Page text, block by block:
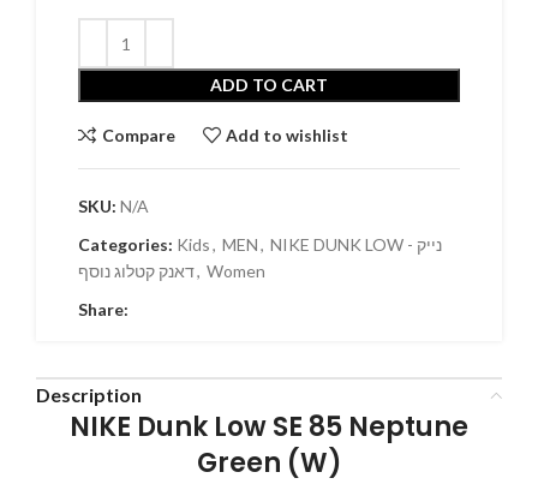
ADD TO CART
Compare Add to wishlist
SKU: N/A
Categories: Kids, MEN, NIKE DUNK LOW - נייק
דאנק קטלוג נוסף, Women
Share:
Description
NIKE Dunk Low SE 85 Neptune
Green (W)